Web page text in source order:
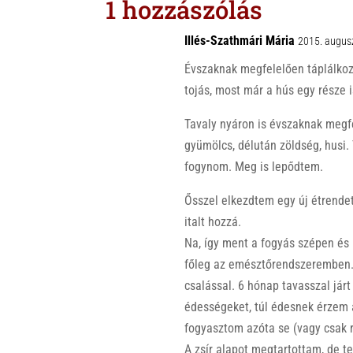
A
o
o
k
1 hozzászólás
Illés-Szathmári Mária 2015.
Évszaknak megfelelően
tojás, most már a hús egy része
Tavaly nyáron is évszaknak
gyümölcs, délután zöldség,
fogynom. Meg is lepődtem.
Ősszel elkezdtem egy új
italt hozzá.
Na, így ment a fogyás szépen
főleg az
csalással. 6 hónap tavasszal
édességeket, túl édesnek
fogyasztom azóta se (vagy csak
A zsír alapot megtartottam, de